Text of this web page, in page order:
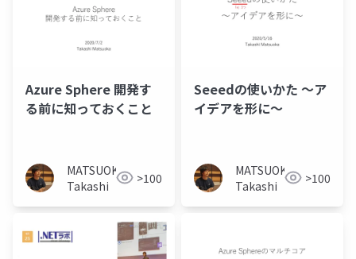
Azure Sphere 開発す
る前に知っておくこと
MATSUOKA
Takashi
>100
Seeedの使いかた ～ア
イデアを形に～
MATSUOKA
Takashi
>100